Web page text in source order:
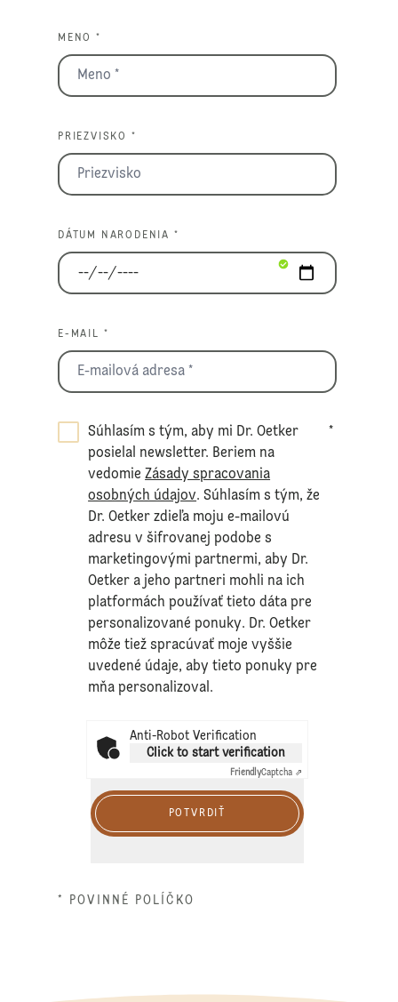
MENO *
PRIEZVISKO *
DÁTUM NARODENIA *
E-MAIL *
Súhlasím s tým, aby mi Dr. Oetker
posielal newsletter. Beriem na
vedomieZásady spracovania
osobných údajov. Súhlasím s tým, že
Dr. Oetker zdieľa moju e-mailovú
adresu v šifrovanej podobe s
marketingovými partnermi, aby Dr.
Oetker a jeho partneri mohli na ich
platformách používať tieto dáta pre
personalizované ponuky. Dr. Oetker
môže tiež spracúvať moje vyššie
uvedené údaje, aby tieto ponuky pre
mňa personalizoval.
*
Anti-Robot Verification
Click to start verification
FriendlyCaptcha ⇗
POTVRDIŤ
* POVINNÉ POLÍČKO